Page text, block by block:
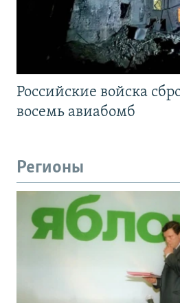
Российские войска
восемь авиабомб
Регионы